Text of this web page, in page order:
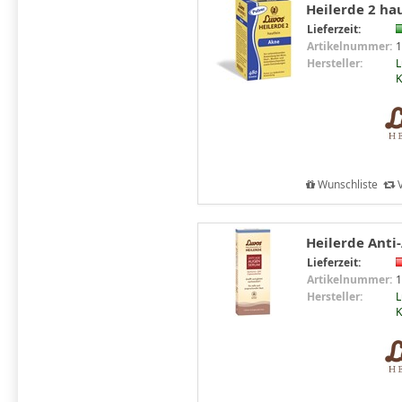
Heilerde 2
Lieferzeit:
Artikelnummer:
Hersteller:
Wunschliste
Heilerde
Lieferzeit:
Artikelnummer:
Hersteller: